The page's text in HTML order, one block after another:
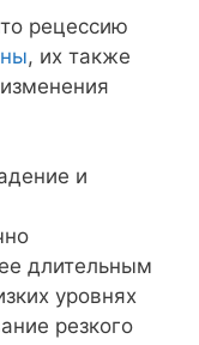
рецессию
, их также
и
длительным
уровнях
резкого